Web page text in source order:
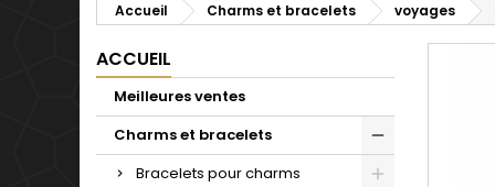
Accueil Charms et bracelets voyages
ACCUEIL
Meilleures ventes
Charms et bracelets
Bracelets pour charms